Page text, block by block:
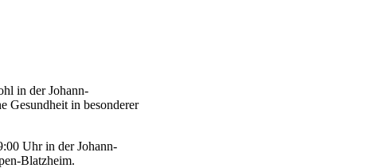
in der Johann-
Gesundheit in besonderer
Uhr in der Johann-
Blatzheim.